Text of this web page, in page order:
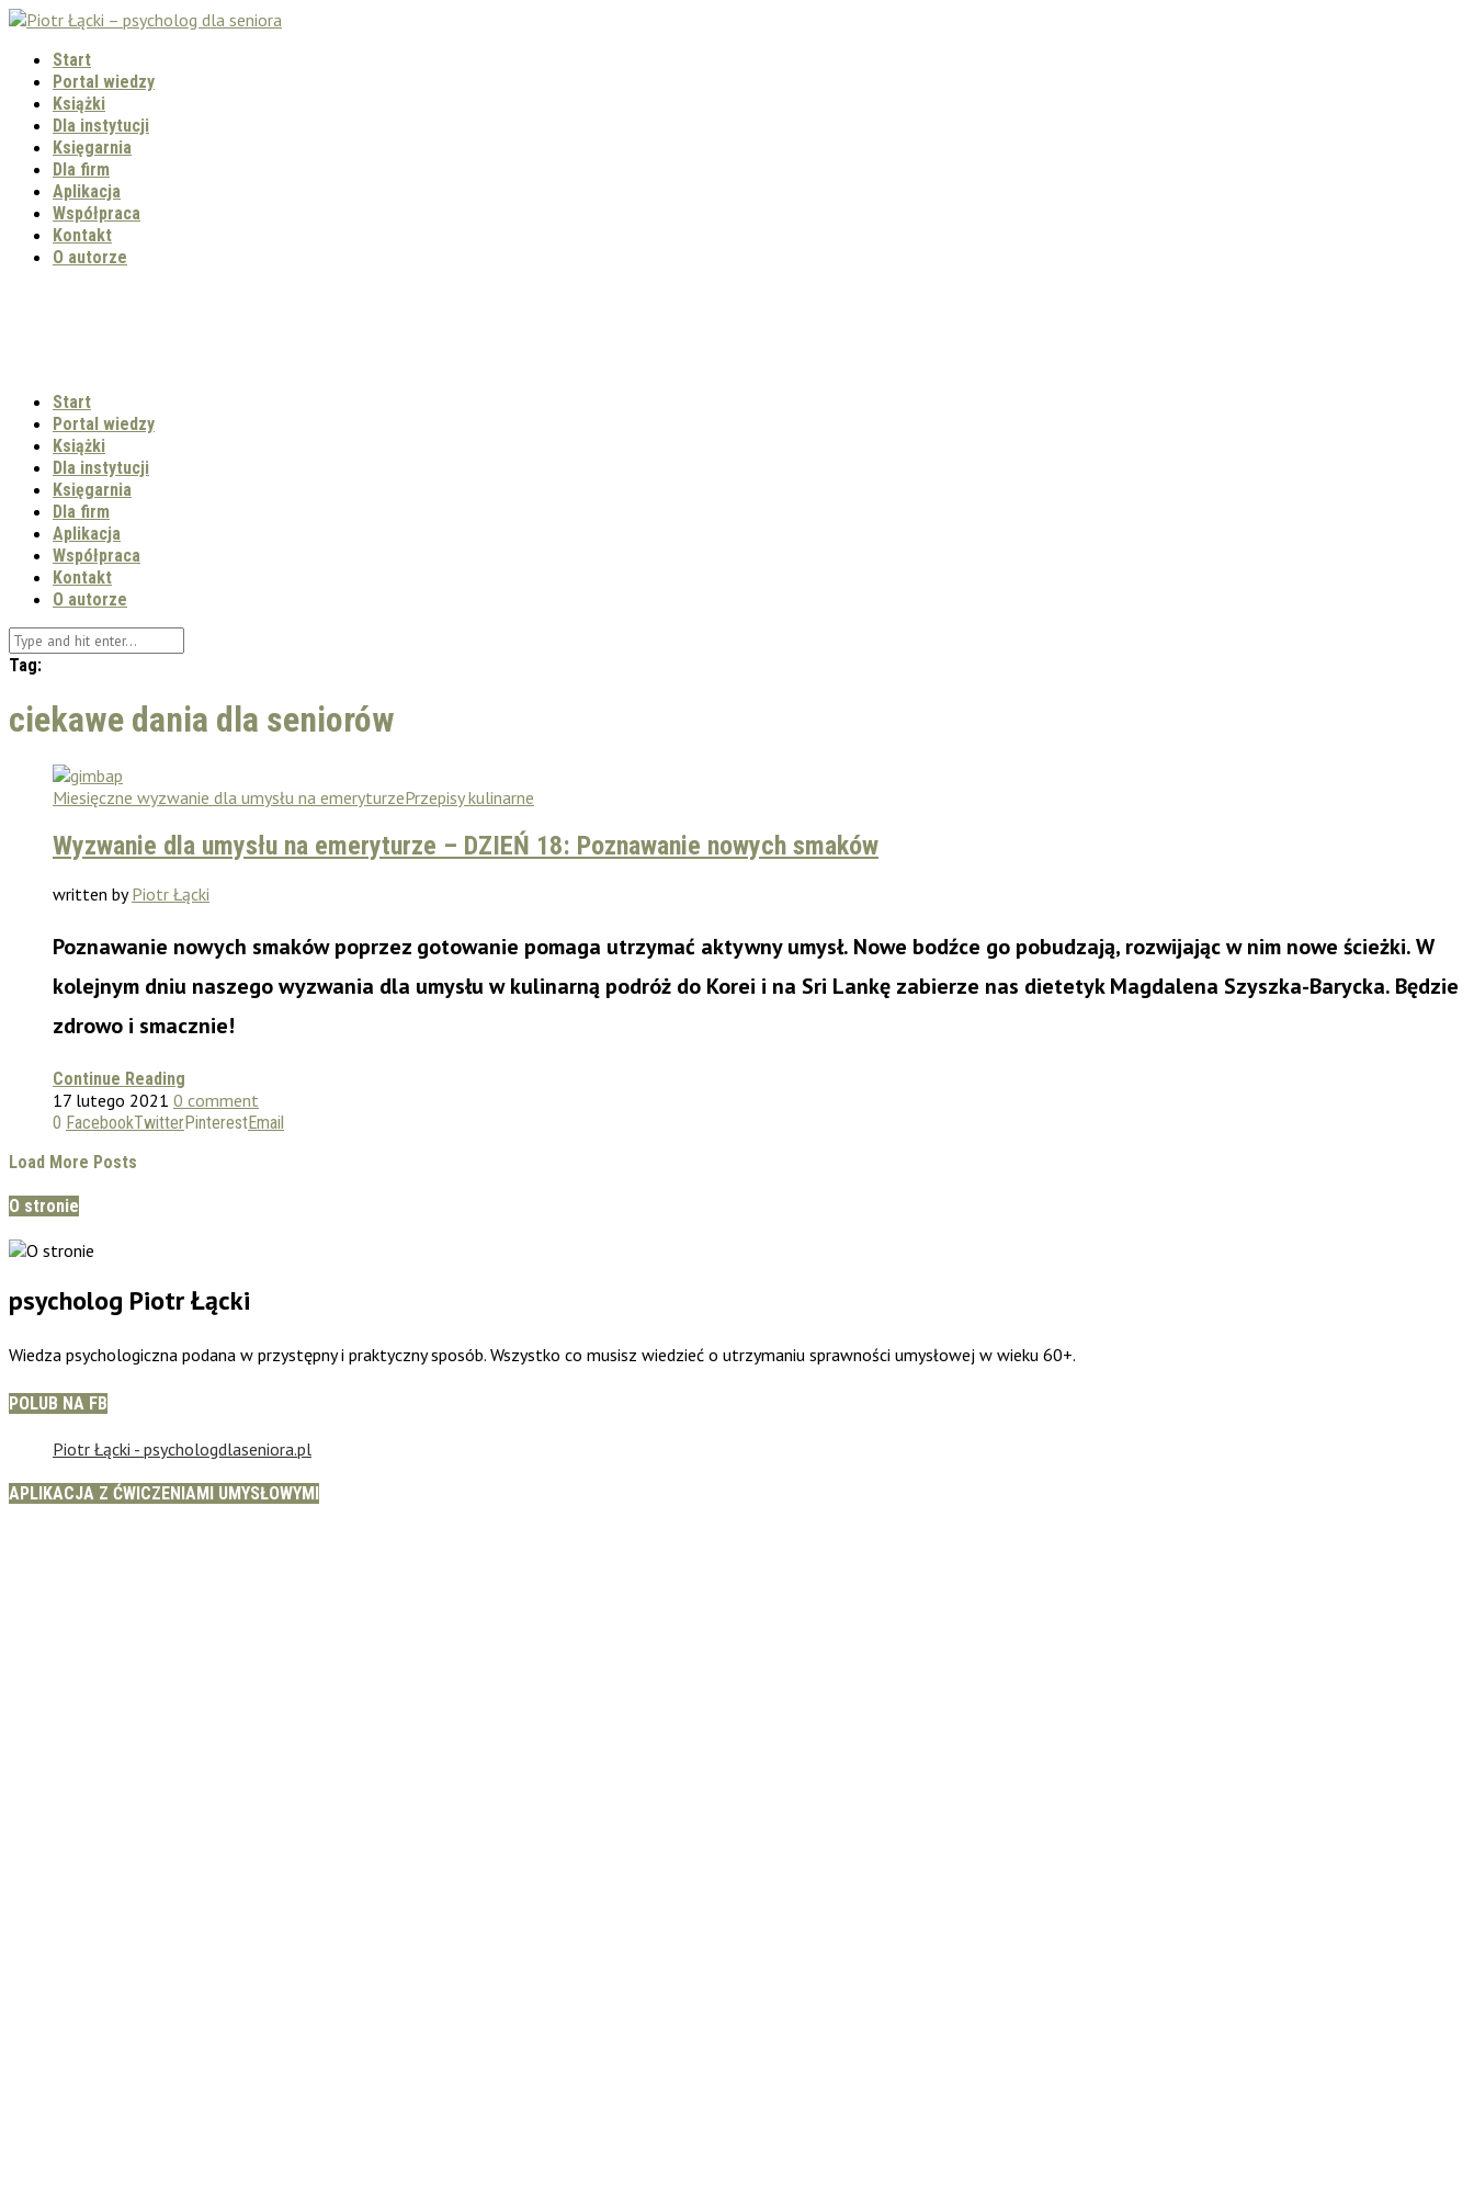
Start
Portal wiedzy
Książki
Dla instytucji
Księgarnia
Dla firm
Aplikacja
Współpraca
Kontakt
O autorze
Start
Portal wiedzy
Książki
Dla instytucji
Księgarnia
Dla firm
Aplikacja
Współpraca
Kontakt
O autorze
Tag:
ciekawe dania dla seniorów
Miesięczne wyzwanie dla umysłu na emeryturzePrzepisy kulinarne
Wyzwanie dla umysłu na emeryturze – DZIEŃ 18: Poznawanie nowych smaków
written byPiotr Łącki
Poznawanie nowych smaków poprzez gotowanie pomaga utrzymać aktywny umysł. Nowe bodźce go pobudzają, rozwijając w nim nowe ścieżki. W
kolejnym dniu naszego wyzwania dla umysłu w kulinarną podróż do Korei i na Sri Lankę zabierze nas dietetyk Magdalena Szyszka-Barycka. Będzie
zdrowo i smacznie!
Continue Reading
17 lutego 2021 0 comment
0 FacebookTwitterPinterestEmail
Load More Posts
O stronie
psycholog Piotr Łącki
Wiedza psychologiczna podana w przystępny i praktyczny sposób. Wszystko co musisz wiedzieć o utrzymaniu sprawności umysłowej w wieku 60+.
POLUB NA FB
Piotr Łącki - psychologdlaseniora.pl
APLIKACJA Z ĆWICZENIAMI UMYSŁOWYMI